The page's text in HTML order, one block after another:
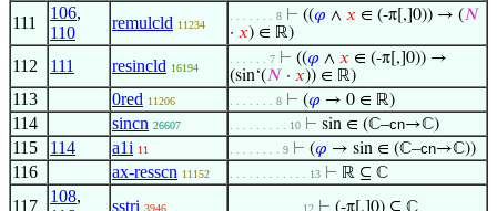
111
106,
110
remulcld 11234
. . . . . . . 8 ⊢ ((𝜑 ∧ 𝑥 ∈ (-π[,]0)) → (𝑁
· 𝑥) ∈ ℝ)
112 111 resincld 16194
. . . . . . 7 ⊢ ((𝜑 ∧ 𝑥 ∈ (-π[,]0)) →
(sin‘(𝑁 · 𝑥)) ∈ ℝ)
113 0red 11206 . . . . . . . 8 ⊢ (𝜑 → 0 ∈ ℝ)
114 sincn 26607 . . . . . . . . . 10 ⊢ sin ∈ (ℂ–cn→ℂ)
115 114 a1i 11 . . . . . . . . 9 ⊢ (𝜑 → sin ∈ (ℂ–cn→ℂ))
116 ax-resscn 11152 . . . . . . . . . . . . 13 ⊢ ℝ ⊆ ℂ
117
108,
sstri 3946 . . . . . . . . . . . 12